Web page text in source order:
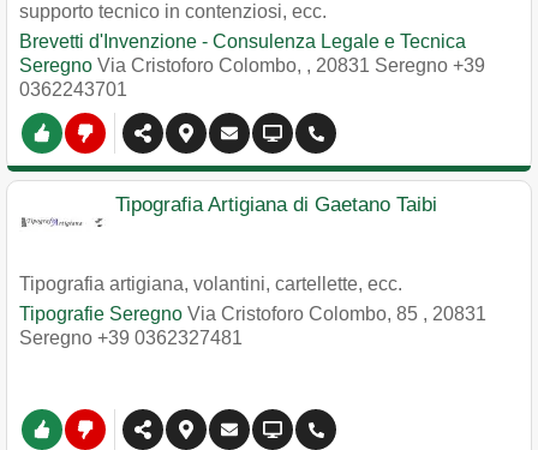
supporto tecnico in contenziosi, ecc.
Brevetti d'Invenzione - Consulenza Legale e Tecnica
Seregno Via Cristoforo Colombo, , 20831 Seregno +39
0362243701
Tipografia Artigiana di Gaetano Taibi
Tipografia artigiana, volantini, cartellette, ecc.
Tipografie Seregno Via Cristoforo Colombo, 85 , 20831
Seregno +39 0362327481